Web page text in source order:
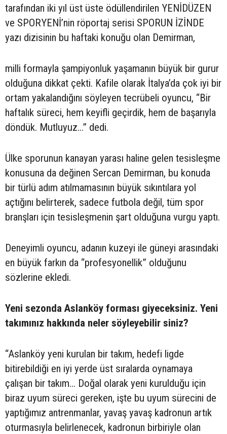
tarafından iki yıl üst üste ödüllendirilen YENİDÜZEN
ve SPORYENİ’nin röportaj serisi SPORUN İZİNDE
yazı dizisinin bu haftaki konuğu olan Demirman,
milli formayla şampiyonluk yaşamanın büyük bir gurur
olduğuna dikkat çekti. Kafile olarak İtalya’da çok iyi bir
ortam yakalandığını söyleyen tecrübeli oyuncu, “Bir
haftalık süreci, hem keyifli geçirdik, hem de başarıyla
döndük. Mutluyuz...” dedi.
Ülke sporunun kanayan yarası haline gelen tesisleşme
konusuna da değinen Sercan Demirman, bu konuda
bir türlü adım atılmamasının büyük sıkıntılara yol
açtığını belirterek, sadece futbola değil, tüm spor
branşları için tesisleşmenin şart olduğuna vurgu yaptı.
Deneyimli oyuncu, adanın kuzeyi ile güneyi arasındaki
en büyük farkın da “profesyonellik” olduğunu
sözlerine ekledi.
Yeni sezonda Aslanköy forması giyeceksiniz. Yeni
takımınız hakkında neler söyleyebilir siniz?
“Aslanköy yeni kurulan bir takım, hedefi ligde
bitirebildiği en iyi yerde üst sıralarda oynamaya
çalışan bir takım... Doğal olarak yeni kurulduğu için
biraz uyum süreci gereken, işte bu uyum sürecini de
yaptığımız antrenmanlar, yavaş yavaş kadronun artık
oturmasıyla belirlenecek, kadronun birbiriyle olan